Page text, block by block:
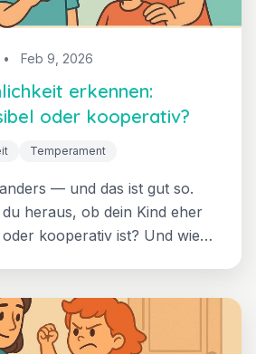
• Feb 9, 2026
erkennen:
oder kooperativ?
Temperament
— und das ist gut so.
heraus, ob dein Kind eher
kooperativ ist? Und wie
für Eltern von 3-7-Jährigen.